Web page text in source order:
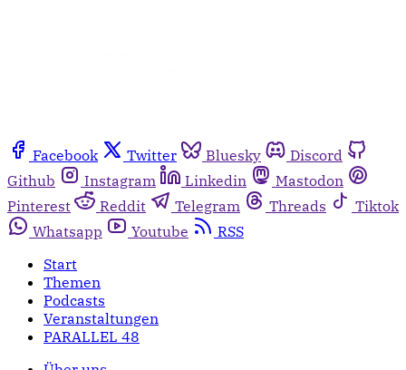
Facebook Twitter Bluesky
Discord
Github
Instagram Linkedin
Mastodon
Pinterest
Reddit Telegram Threads
Tiktok
Whatsapp
Youtube
RSS
Start
Themen
Podcasts
Veranstaltungen
PARALLEL 48